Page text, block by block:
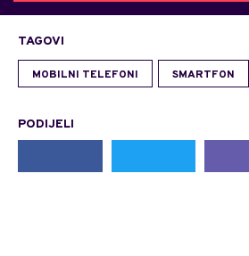
TAGOVI
MOBILNI TELEFONI SMARTFON
PODIJELI